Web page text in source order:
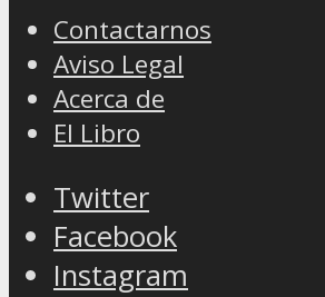
Contactarnos
Aviso Legal
Acerca de
El Libro
Twitter
Facebook
Instagram